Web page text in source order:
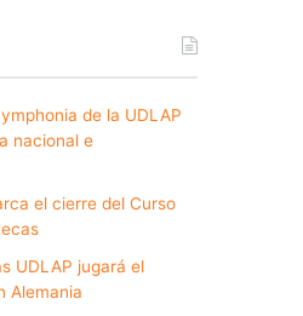
de la UDLAP
nacional e
el cierre del Curso
UDLAP jugará el
Alemania